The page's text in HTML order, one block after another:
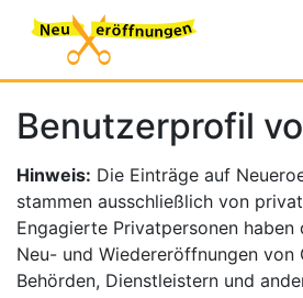
Benutzerprofil
Hinweis: Die Einträge auf
stammen ausschließlich von
Engagierte Privatpersonen
Neu- und Wiedereröffnungen von
Behörden, Dienstleistern und